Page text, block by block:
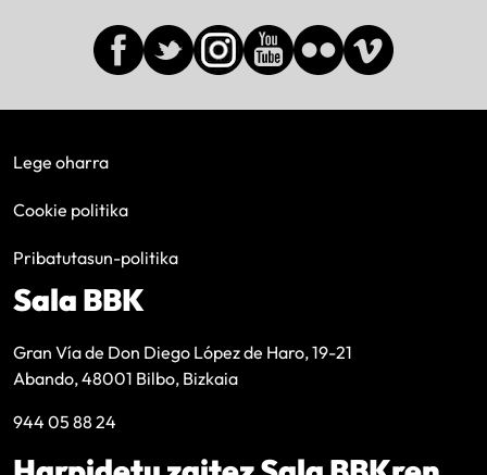
Lege oharra
Cookie politika
Pribatutasun-politika
Sala BBK
Gran Vía de Don Diego López de Haro, 19-21
Abando, 48001 Bilbo, Bizkaia
944 05 88 24